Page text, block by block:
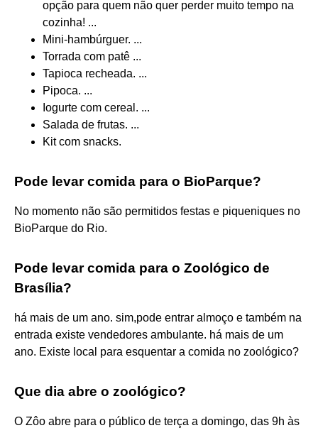
opção para quem não quer perder muito tempo na
cozinha! ...
Mini-hambúrguer. ...
Torrada com patê ...
Tapioca recheada. ...
Pipoca. ...
Iogurte com cereal. ...
Salada de frutas. ...
Kit com snacks.
Pode levar comida para o BioParque?
No momento não são permitidos festas e piqueniques no
BioParque do Rio.
Pode levar comida para o Zoológico de
Brasília?
há mais de um ano. sim,pode entrar almoço e também na
entrada existe vendedores ambulante. há mais de um
ano. Existe local para esquentar a comida no zoológico?
Que dia abre o zoológico?
O Zôo abre para o público de terça a domingo, das 9h às